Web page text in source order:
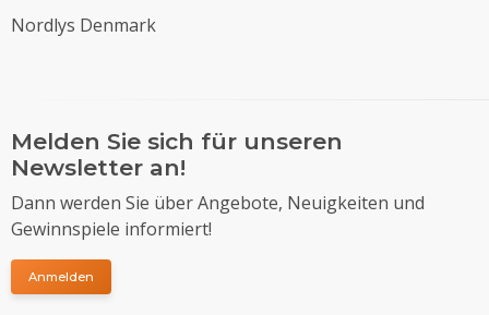
Nordlys Denmark
Melden Sie sich für unseren
Newsletter an!
Dann werden Sie über Angebote, Neuigkeiten und
Gewinnspiele informiert!
Anmelden